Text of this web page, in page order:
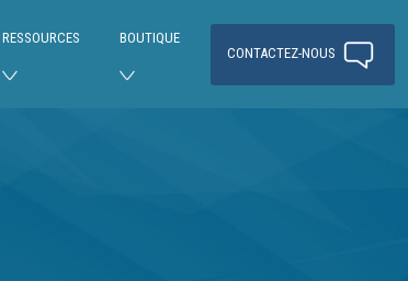
RESSOURCES
BOUTIQUE
CONTACTEZ-NOUS